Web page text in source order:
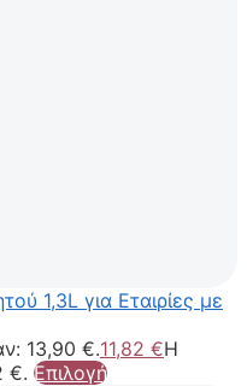
1,3L για Εταιρίες με
13,90 €.11,82 €Η
€. Επιλογή